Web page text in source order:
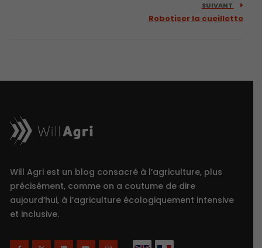
SUIVANT
Robotiser la cueillette
Will Agri est un blog consacré à l’agriculture, plus
précisément, comme on a coutume de dire
aujourd’hui, à l’agriculture écologiquement intensive
et inclusive.